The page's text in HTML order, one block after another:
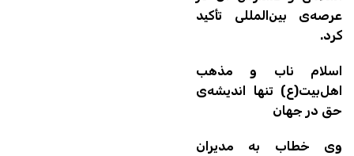
عرصه‌ی بین‌المللی تأکید
کرد.
اسلام ناب و مذهب
اهل‌بیت(ع) تنها اندیشه‌ی
حق در جهان
وی خطاب به مدیران